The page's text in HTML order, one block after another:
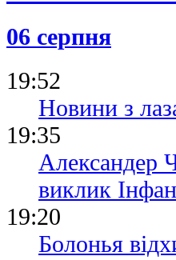
06 серпня
19:52
Новини з
19:35
Александер
виклик
19:20
Болонья